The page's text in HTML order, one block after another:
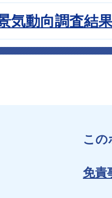
気動向調査結
この
免責